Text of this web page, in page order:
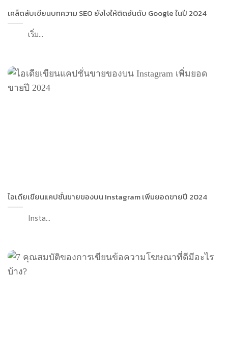
เคล็ดลับเขียนบทความ SEO ยังไงให้ติดอันดับ Google ในปี 2024
เริ่ม...
ไอเดียเขียนแคปชั่นขายของบน Instagram เพิ่มยอดขายปี 2024
Insta...